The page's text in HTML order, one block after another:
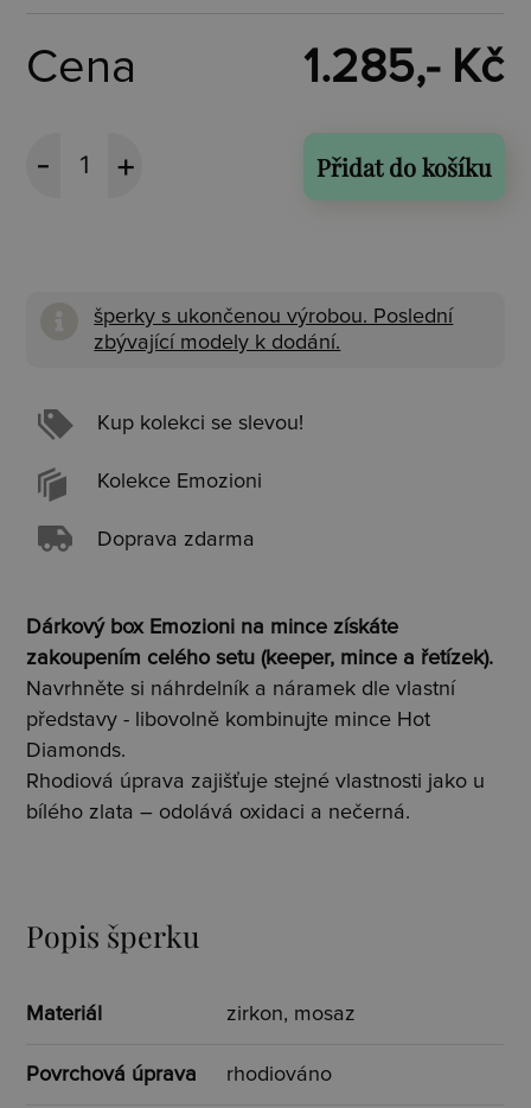
Cena 1.285,- Kč
Přidat do košíku
šperky s ukončenou výrobou. Poslední
zbývající modely k dodání.
Kup kolekci se slevou!
Kolekce Emozioni
Doprava zdarma
Dárkový box Emozioni na mince získáte
zakoupením celého setu (keeper, mince a řetízek).
Navrhněte si náhrdelník a náramek dle vlastní
představy - libovolně kombinujte mince Hot
Diamonds.
Rhodiová úprava zajišťuje stejné vlastnosti jako u
bílého zlata – odolává oxidaci a nečerná.
Popis šperku
Materiál zirkon, mosaz
Povrchová úprava rhodiováno